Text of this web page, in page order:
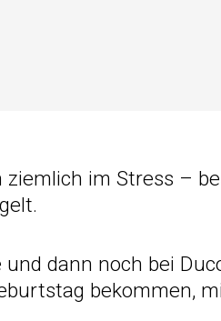
ziemlich im Stress –
dann noch bei
bekommen,